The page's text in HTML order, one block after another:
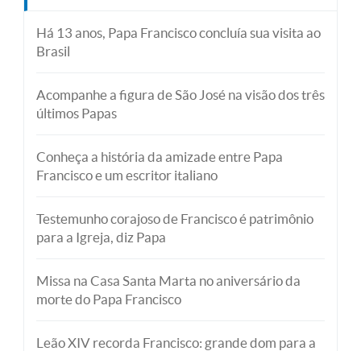
Há 13 anos, Papa Francisco concluía sua visita ao
Brasil
Acompanhe a figura de São José na visão dos três
últimos Papas
Conheça a história da amizade entre Papa
Francisco e um escritor italiano
Testemunho corajoso de Francisco é patrimônio
para a Igreja, diz Papa
Missa na Casa Santa Marta no aniversário da
morte do Papa Francisco
Leão XIV recorda Francisco: grande dom para a